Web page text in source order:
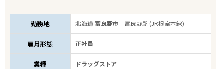
勤務地 北海道 富良野市 富良野駅 (JR根室本線)
雇用形態 正社員
業種 ドラッグストア